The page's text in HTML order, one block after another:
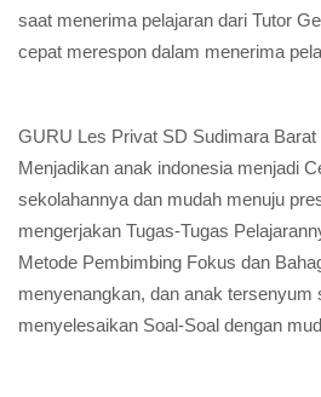
saat menerima pelajaran dari Tutor
cepat merespon dalam menerima
GURU Les Privat SD Sudimara
Menjadikan anak indonesia menjadi
sekolahannya dan mudah menuju
mengerjakan Tugas-Tugas
Metode Pembimbing Fokus dan
menyenangkan, dan anak tersenyum
menyelesaikan Soal-Soal dengan